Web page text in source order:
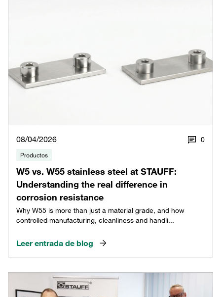
08/04/2026 0
Productos
W5 vs. W55 stainless steel at STAUFF:
Understanding the real difference in
corrosion resistance
Why W55 is more than just a material grade, and how
controlled manufacturing, cleanliness and handli...
Leer entrada de blog